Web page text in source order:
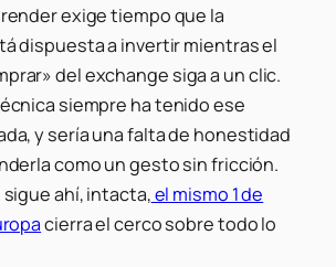
exige tiempo que la
dispuesta a invertir mientras el
del exchange siga a un clic.
siempre ha tenido ese
y sería una falta de honestidad
como un gesto sin fricción.
sigue ahí, intacta,el mismo 1 de
cierra el cerco sobre todo lo